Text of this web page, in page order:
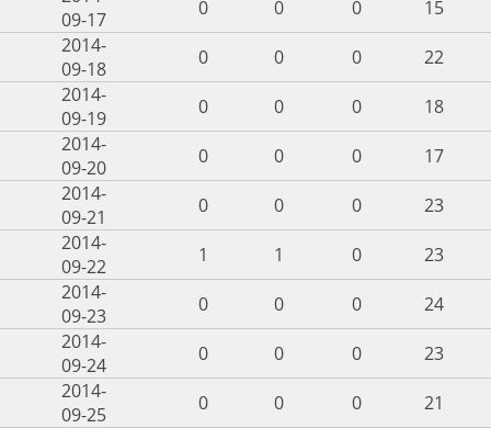
09-17
0 0 0
15
2014-
09-18
0 0 0
22
2014-
09-19
0 0 0
18
2014-
09-20
0 0 0
17
2014-
09-21
0 0 0
23
2014-
09-22
1 1 0
23
2014-
09-23
0 0 0
24
2014-
09-24
0 0 0
23
2014-
09-25
0 0 0
21